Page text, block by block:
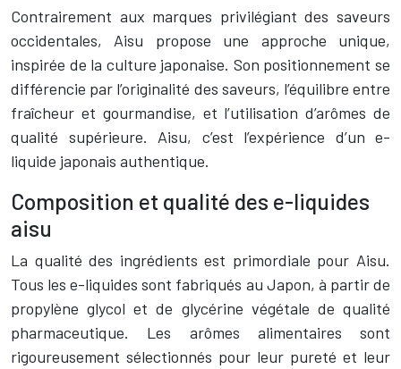
Contrairement aux marques privilégiant des saveurs
occidentales, Aisu propose une approche unique,
inspirée de la culture japonaise. Son positionnement se
différencie par l’originalité des saveurs, l’équilibre entre
fraîcheur et gourmandise, et l’utilisation d’arômes de
qualité supérieure. Aisu, c’est l’expérience d’un e-
liquide japonais authentique.
Composition et qualité des e-liquides
aisu
La qualité des ingrédients est primordiale pour Aisu.
Tous les e-liquides sont fabriqués au Japon, à partir de
propylène glycol et de glycérine végétale de qualité
pharmaceutique. Les arômes alimentaires sont
rigoureusement sélectionnés pour leur pureté et leur